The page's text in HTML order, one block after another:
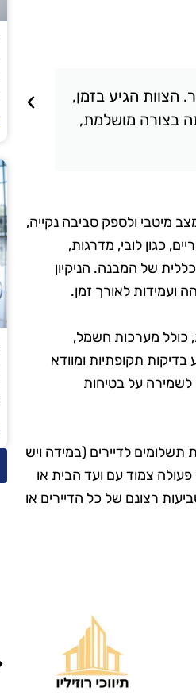
הצוות הגיע בזמן,
בצורה מושלמת,
מיטבי ולספק סביבה נקייה,
כגון לובי, מדרגות,
כללית של המבנה. הניקיון
ועמידות לאורך זמן.
כולל מערכות חשמל,
בדיקות תקופתיות ומוודא
על בטיחות
תשלומים לדיירים (במידה ויש
פעולה צמוד עם ועד הבית או
רצונם של כל הדיירים או
המלצות טובות, ולא
התאכזבתי. הצוות הגיע
בזמן, היה מאוד מקצועי